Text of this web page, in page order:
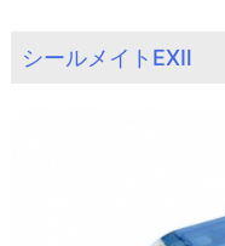
シールメイトEXⅡ